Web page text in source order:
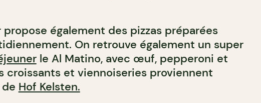
également des pizzas préparées
On retrouve également un super
le Al Matino, avec œuf, pepperoni et
croissants et viennoiseries proviennent
Hof Kelsten.